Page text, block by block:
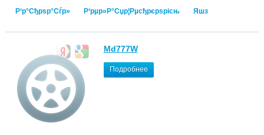
Р‘р°Сђрѕр°Сѓр» Р‘рµр»Р°Сџр¦Рµсђрєрѕрісњ Яшз
Md777W
Подробнее